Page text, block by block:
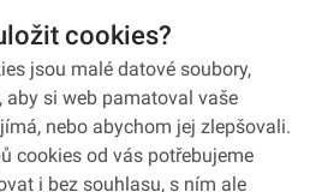
cookies?
jsou malé datové soubory,
aby si web pamatoval vaše
nebo abychom jej zlepšovali.
cookies od vás potřebujeme
i bez souhlasu, s ním ale